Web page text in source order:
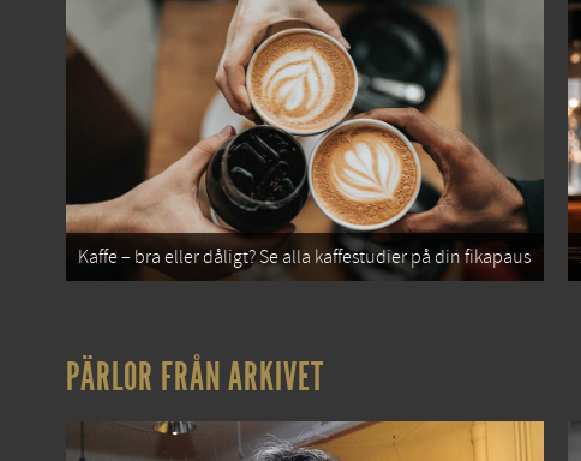
Kaffe – bra eller dåligt? Se alla kaffestudier på din fikapaus
PÄRLOR FRÅN ARKIVET